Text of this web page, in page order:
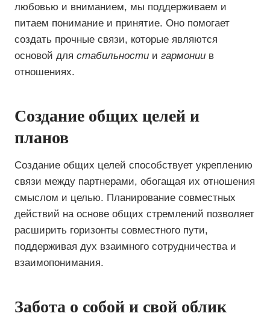
любовью и вниманием, мы поддерживаем и
питаем понимание и принятие. Оно помогает
создать прочные связи, которые являются
основой для стабильности и гармонии в
отношениях.
Создание общих целей и
планов
Создание общих целей способствует укреплению
связи между партнерами, обогащая их отношения
смыслом и целью. Планирование совместных
действий на основе общих стремлений позволяет
расширить горизонты совместного пути,
поддерживая дух взаимного сотрудничества и
взаимопонимания.
Забота о собой и свой облик